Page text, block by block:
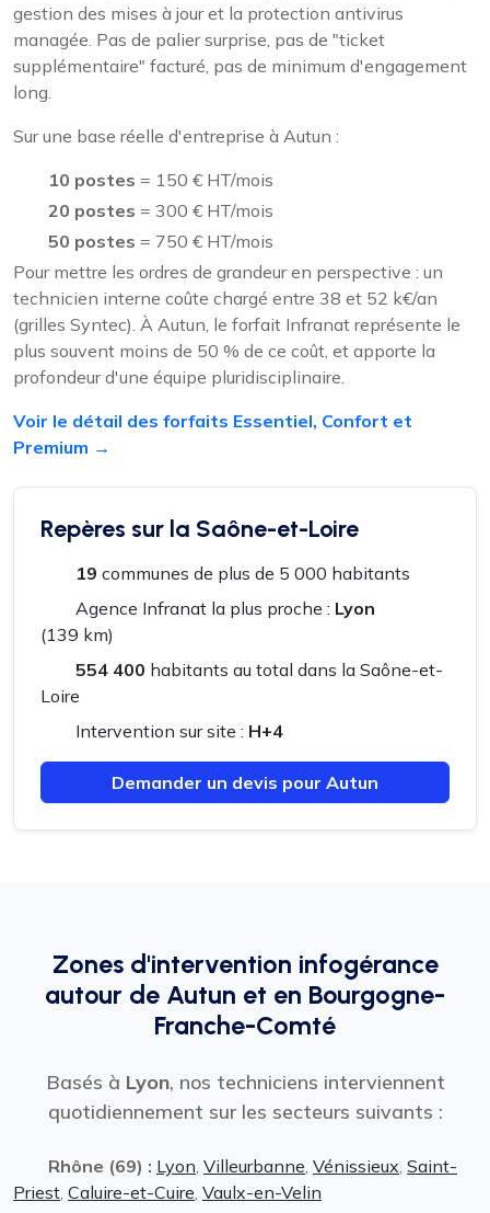
gestion des mises à jour et la protection antivirus
managée. Pas de palier surprise, pas de "ticket
supplémentaire" facturé, pas de minimum d'engagement
long.
Sur une base réelle d'entreprise à Autun :
10 postes = 150 € HT/mois
20 postes = 300 € HT/mois
50 postes = 750 € HT/mois
Pour mettre les ordres de grandeur en perspective : un
technicien interne coûte chargé entre 38 et 52 k€/an
(grilles Syntec). À Autun, le forfait Infranat représente le
plus souvent moins de 50 % de ce coût, et apporte la
profondeur d'une équipe pluridisciplinaire.
Voir le détail des forfaits Essentiel, Confort et
Premium →
Repères sur la Saône-et-Loire
19 communes de plus de 5 000 habitants
Agence Infranat la plus proche : Lyon
(139 km)
554 400 habitants au total dans la Saône-et-
Loire
Intervention sur site : H+4
Demander un devis pour Autun
Zones d'intervention infogérance
autour de Autun et en Bourgogne-
Franche-Comté
Basés à Lyon, nos techniciens interviennent
quotidiennement sur les secteurs suivants :
Rhône (69) : Lyon Villeurbanne Vénissieux Saint-
Priest Caluire-et-Cuire Vaulx-en-Velin